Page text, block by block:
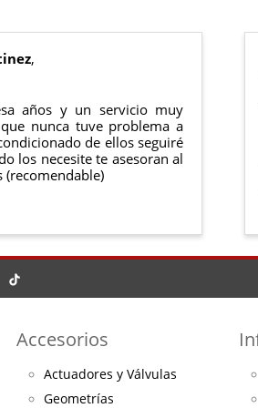
sido montado ni manipulado
original perfectas
,
años y un servicio muy
nunca tuve problema a
de ellos seguiré
los necesite te asesoran al
Accesorios
Actuadores y Válvulas
Geometrías